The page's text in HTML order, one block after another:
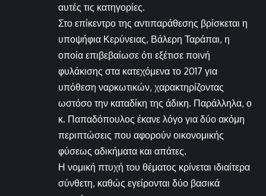
αυτές τις κατηγορίες.
Στο επίκεντρο της αντιπαράθεσης βρίσκεται η
υποψήφια Κερύνειας, Βάλερη Ταράπαι, η
οποία επιβεβαίωσε ότι εξέτισε ποινή
φυλάκισης στα κατεχόμενα το 2017 για
υπόθεση ναρκωτικών, χαρακτηρίζοντας
ωστόσο την καταδίκη της άδικη. Παράλληλα, ο
κ. Παπαδόπουλος έκανε λόγο για δύο ακόμη
περιπτώσεις που αφορούν οικονομικής
φύσεως αδικήματα και απάτες.
Η νομική πτυχή του θέματος κρίνεται ιδιαίτερα
σύνθετη, καθώς εγείρονται δύο βασικά